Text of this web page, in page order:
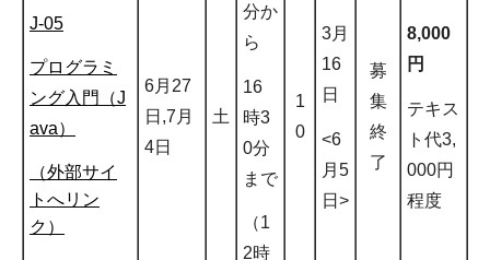
J-05
プログラミ
ング入門（J
ava）
（外部サイ
トへリン
ク）
6月27
日,7月
4日
土
分か
ら
16
時3
0分
まで
（1
2時
1
0
3月
16
日
<6
月5
日>
募
集
終
了
8,000
円
テキス
ト代3,
000円
程度